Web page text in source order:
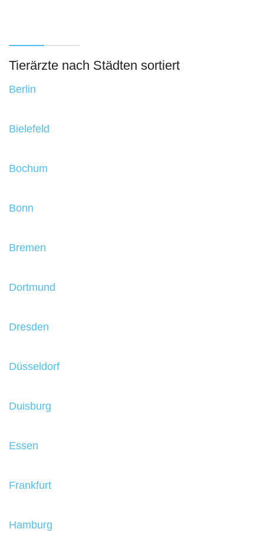
Tierärzte nach Städten sortiert
Berlin
Bielefeld
Bochum
Bonn
Bremen
Dortmund
Dresden
Düsseldorf
Duisburg
Essen
Frankfurt
Hamburg